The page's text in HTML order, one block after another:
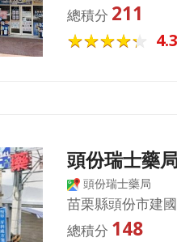
總積分 211
4.3
頭份瑞士藥局
頭份瑞士藥局
苗栗縣頭份市建
總積分 148